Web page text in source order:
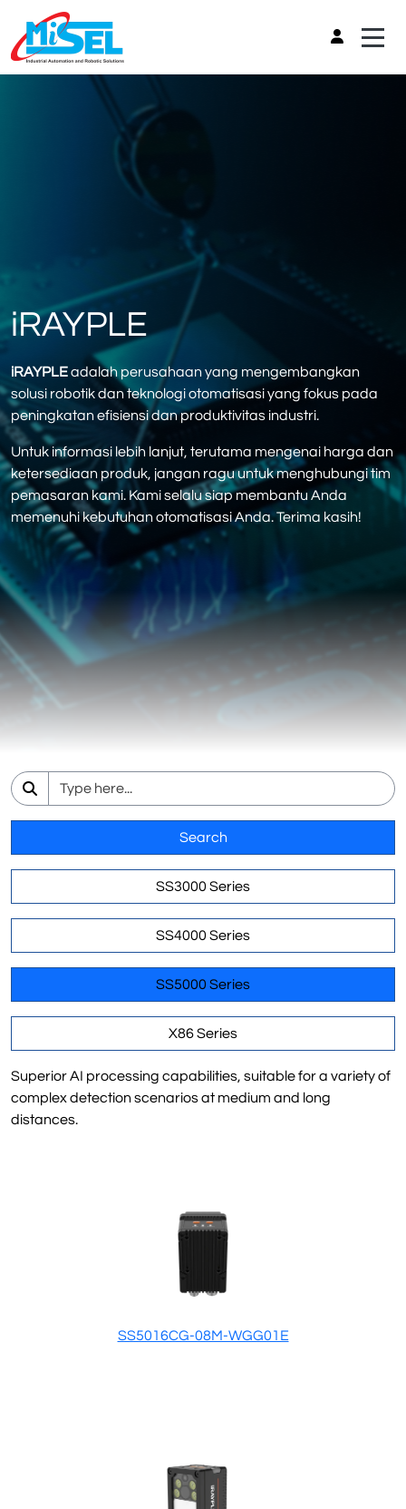
iRAYPLE
iRAYPLEadalah perusahaan yang mengembangkan
solusi robotik dan teknologi otomatisasi yang fokus pada
peningkatan efisiensi dan produktivitas industri.
Untuk informasi lebih lanjut, terutama mengenai harga dan
ketersediaan produk, jangan ragu untuk menghubungi tim
pemasaran kami. Kami selalu siap membantu Anda
memenuhi kebutuhan otomatisasi Anda. Terima kasih!
Search
SS3000 Series
SS4000 Series
SS5000 Series
X86 Series
Superior AI processing capabilities, suitable for a variety of
complex detection scenarios at medium and long
distances.
SS5016CG-08M-WGG01E